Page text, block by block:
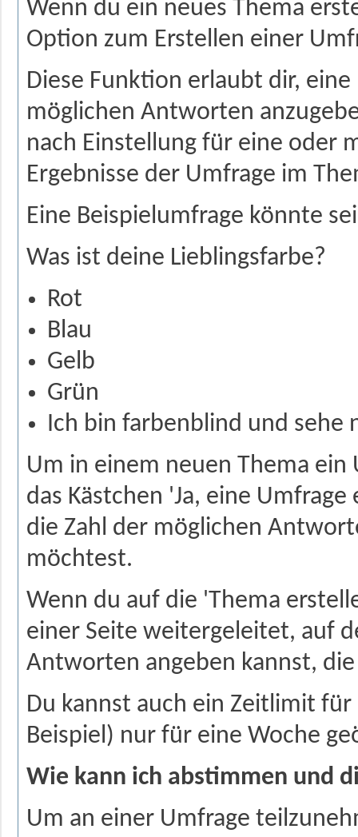
Wenn du ein neues Thema
Option zum Erstellen einer
Diese Funktion erlaubt dir,
möglichen Antworten
nach Einstellung für eine oder
Ergebnisse der Umfrage im
Eine Beispielumfrage könnte
Was ist deine Lieblingsfarbe?
Rot
Blau
Gelb
Grün
Ich bin farbenblind und sehe
Um in einem neuen Thema
das Kästchen 'Ja, eine
die Zahl der möglichen
möchtest.
Wenn du auf die 'Thema
einer Seite weitergeleitet, auf
Antworten angeben kannst,
Du kannst auch ein Zeitlimit
Beispiel) nur für eine Woche
Wie kann ich abstimmen und
Um an einer Umfrage